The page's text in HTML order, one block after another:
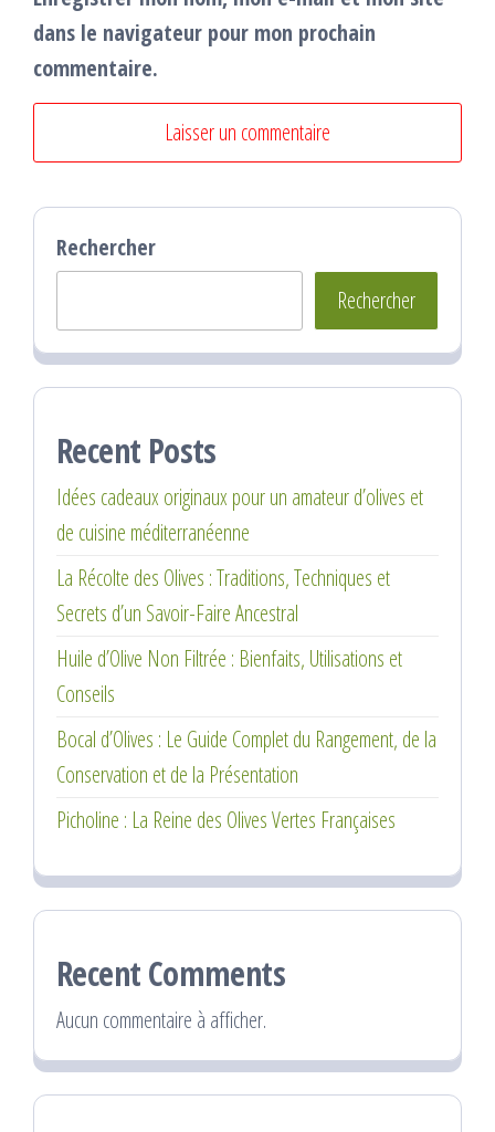
dans le navigateur pour mon prochain
commentaire.
Rechercher
Rechercher
Recent Posts
Idées cadeaux originaux pour un amateur d’olives et
de cuisine méditerranéenne
La Récolte des Olives : Traditions, Techniques et
Secrets d’un Savoir-Faire Ancestral
Huile d’Olive Non Filtrée : Bienfaits, Utilisations et
Conseils
Bocal d’Olives : Le Guide Complet du Rangement, de la
Conservation et de la Présentation
Picholine : La Reine des Olives Vertes Françaises
Recent Comments
Aucun commentaire à afficher.